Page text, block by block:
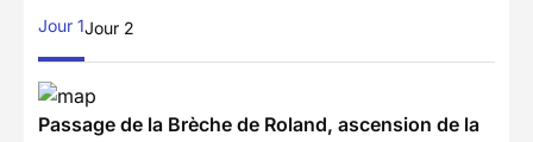
Jour 1Jour 2
Passage de la Brèche de Roland, ascension de la